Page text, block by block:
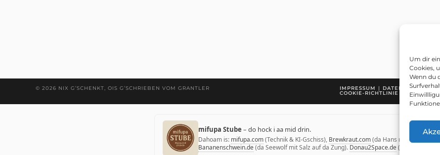
Um dir
Cookies,
Wenn du
IMPRESSUM
COOKIE-RICHTLINIE (EU)
© 2026 NIX G’SCHENKT, OIS G’SCHRIEBEN VOM GRANTLER
mifupa Stube – do hock i aa mid drin.
Dahoam is: mifupa.com(Technik & KI-Gschiss), Brewkraut.com(da Hans mit seim Bier
Bananenschwein.de(da Seewolf mit Salz auf da Zung). Donau2Space.de(Da Mika, will